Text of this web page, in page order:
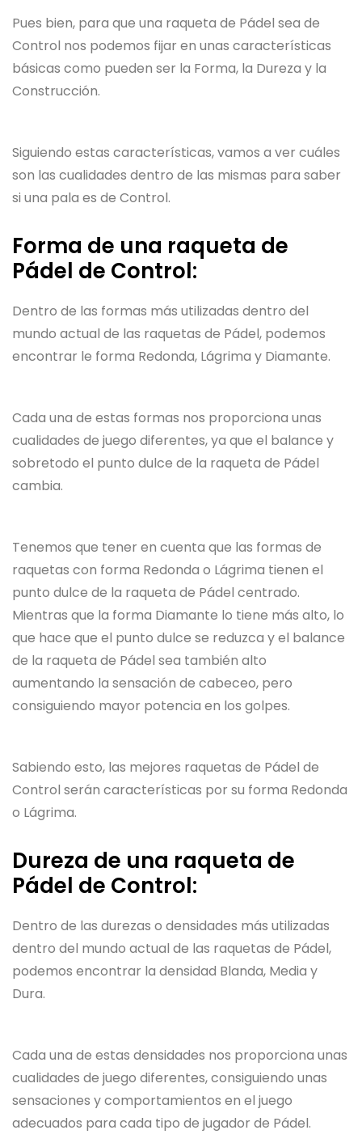
Pues bien, para que una raqueta de Pádel sea de
Control nos podemos fijar en unas características
básicas como pueden ser la Forma, la Dureza y la
Construcción.
Siguiendo estas características, vamos a ver cuáles
son las cualidades dentro de las mismas para saber
si una pala es de Control.
Forma de una raqueta de
Pádel de Control:
Dentro de las formas más utilizadas dentro del
mundo actual de las raquetas de Pádel, podemos
encontrar le forma Redonda, Lágrima y Diamante.
Cada una de estas formas nos proporciona unas
cualidades de juego diferentes, ya que el balance y
sobretodo el punto dulce de la raqueta de Pádel
cambia.
Tenemos que tener en cuenta que las formas de
raquetas con forma Redonda o Lágrima tienen el
punto dulce de la raqueta de Pádel centrado.
Mientras que la forma Diamante lo tiene más alto, lo
que hace que el punto dulce se reduzca y el balance
de la raqueta de Pádel sea también alto
aumentando la sensación de cabeceo, pero
consiguiendo mayor potencia en los golpes.
Sabiendo esto, las mejores raquetas de Pádel de
Control serán características por su forma Redonda
o Lágrima.
Dureza de una raqueta de
Pádel de Control:
Dentro de las durezas o densidades más utilizadas
dentro del mundo actual de las raquetas de Pádel,
podemos encontrar la densidad Blanda, Media y
Dura.
Cada una de estas densidades nos proporciona unas
cualidades de juego diferentes, consiguiendo unas
sensaciones y comportamientos en el juego
adecuados para cada tipo de jugador de Pádel.